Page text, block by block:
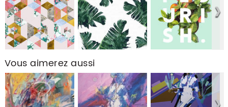
Vous aimerez aussi